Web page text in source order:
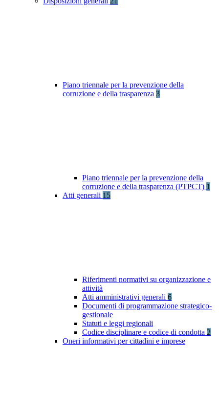
Piano triennale per la prevenzione della
corruzione e della trasparenza 3
Piano triennale per la prevenzione della
corruzione e della trasparenza (PTPCT) 1
Atti generali 15
Riferimenti normativi su organizzazione e
attività
Atti amministrativi generali 6
Documenti di programmazione strategico-
gestionale
Statuti e leggi regionali
Codice disciplinare e codice di condotta 2
Oneri informativi per cittadini e imprese